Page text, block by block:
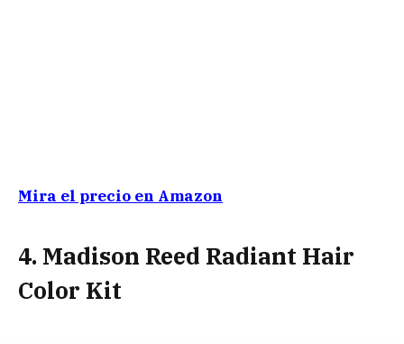
Mira el precio en Amazon
4. Madison Reed Radiant Hair
Color Kit